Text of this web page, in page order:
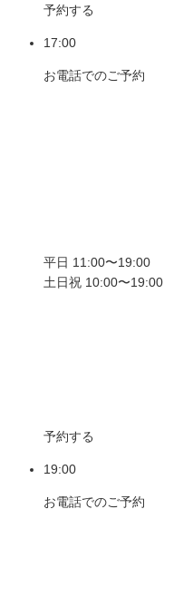
予約する
17:00
お電話でのご予約
平日 11:00〜19:00
土日祝 10:00〜19:00
予約する
19:00
お電話でのご予約